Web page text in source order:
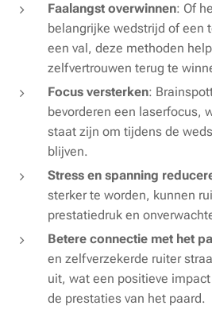
Faalangst overwinnen: Of
belangrijke wedstrijd of een
een val, deze methoden
zelfvertrouwen terug te
Focus versterken:
bevorderen een laserfocus,
staat zijn om tijdens de
blijven.
Stress en spanning
sterker te worden, kunnen
prestatiedruk en
Betere connectie met het
en zelfverzekerde ruiter
uit, wat een positieve
de prestaties van het paard.